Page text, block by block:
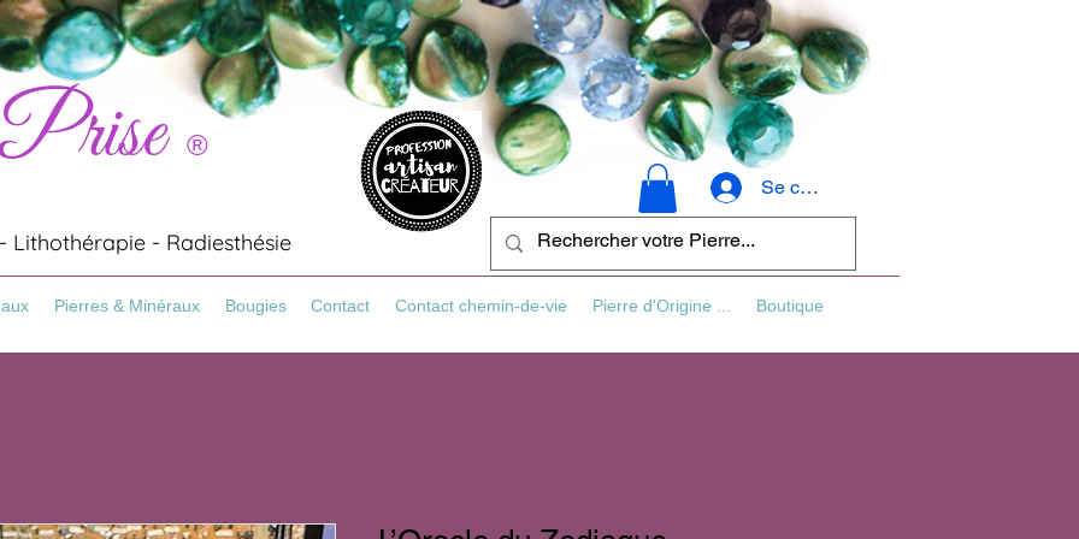
®
Se connecter
Lithothérapie - Radiesthésie
Pierres & Minéraux Bougies Contact Contact chemin-de-vie Pierre d'Origine ... Boutique